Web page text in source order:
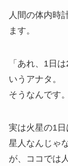
人間の体内時
ます。
「あれ、1日
いうアナタ。
そうなんです
実は火星の1
星人なんじゃ
が、ココでは